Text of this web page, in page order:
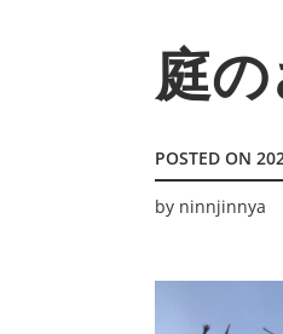
庭の
POSTED ON
by ninnjinnya